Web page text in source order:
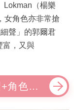
Lokman（楊樂
女角色亦非常搶
聲」的郭爾君
富，又與
角色演